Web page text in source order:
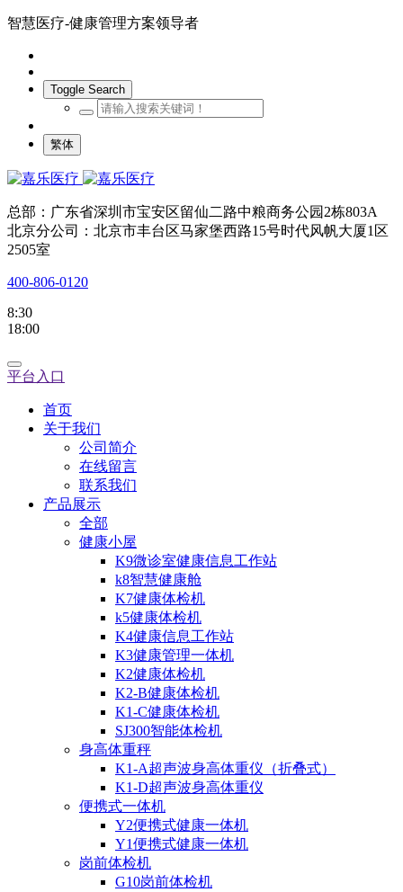
智慧医疗-健康管理方案领导者
Toggle Search
繁体
总部：广东省深圳市宝安区留仙二路中粮商务公园2栋803A
北京分公司：北京市丰台区马家堡西路15号时代风帆大厦1区
2505室
400-806-0120
8:30
18:00
平台入口
首页
关于我们
公司简介
在线留言
联系我们
产品展示
全部
健康小屋
K9微诊室健康信息工作站
k8智慧健康舱
K7健康体检机
k5健康体检机
K4健康信息工作站
K3健康管理一体机
K2健康体检机
K2-B健康体检机
K1-C健康体检机
SJ300智能体检机
身高体重秤
K1-A超声波身高体重仪（折叠式）
K1-D超声波身高体重仪
便携式一体机
Y2便携式健康一体机
Y1便携式健康一体机
岗前体检机
G10岗前体检机